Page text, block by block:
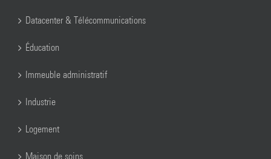
Datacenter & Télécommunications
Éducation
Immeuble administratif
Industrie
Logement
Maison de soins